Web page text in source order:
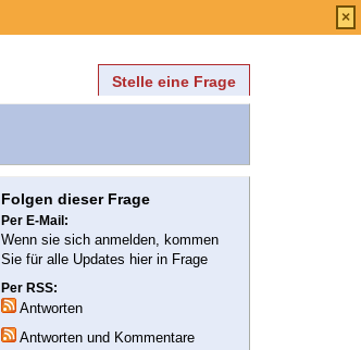
Stelle eine Frage
Folgen dieser Frage
Per E-Mail:
Wenn sie sich anmelden, kommen
Sie für alle Updates hier in Frage
Per RSS:
Antworten
Antworten und Kommentare
×